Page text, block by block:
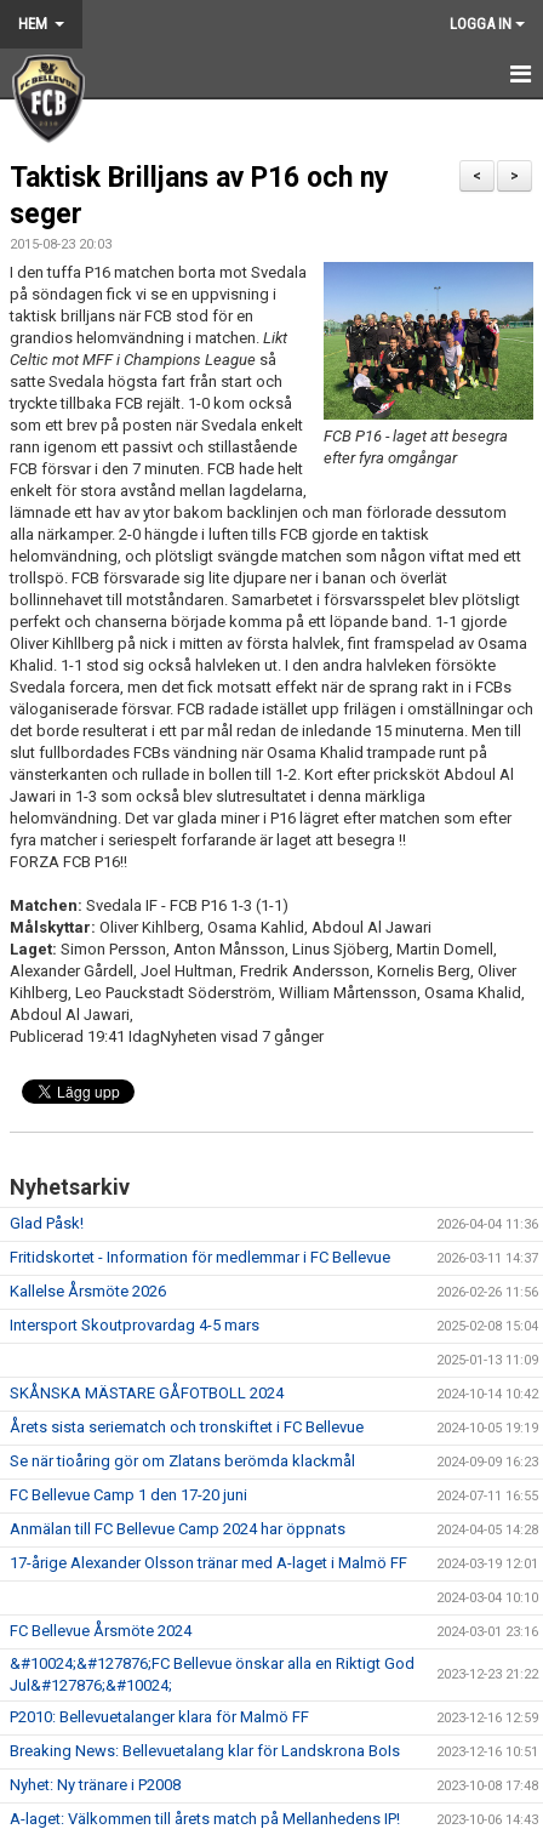
HEM LOGGA IN
HEM
NYHETER
GRUNDARNA
KONTAKT
KALENDER
BILDGALLERI
DOKUMENT
VÅRA LAG
MEDLEMSKAP
KLÄDBESTÄLLNING
SPONSORER
KLUBBMAGASIN
NATIONELLA SPELFORMER
PROVTRÄNING
SKADEBEHANDLING
VÄRDEGRUND
FOTBOLLSCAMP 2026
TRÄNARUTBILDNING
DOMARE
FYSTRÄNING
POLICY SOCIALA MEDIER
FRITIDSKORTET 2026
>
<
Taktisk Brilljans av P16 och ny
seger
2015-08-23 20:03
FCB P16 - laget att besegra
efter fyra omgångar
I den tuffa P16 matchen borta mot Svedala
på söndagen fick vi se en uppvisning i
taktisk brilljans när FCB stod för en
grandios helomvändning i matchen. Likt
Celtic mot MFF i Champions League så
satte Svedala högsta fart från start och
tryckte tillbaka FCB rejält. 1-0 kom också
som ett brev på posten när Svedala enkelt
rann igenom ett passivt och stillastående
FCB försvar i den 7 minuten. FCB hade helt
enkelt för stora avstånd mellan lagdelarna,
lämnade ett hav av ytor bakom backlinjen och man förlorade dessutom
alla närkamper. 2-0 hängde i luften tills FCB gjorde en taktisk
helomvändning, och plötsligt svängde matchen som någon viftat med ett
trollspö. FCB försvarade sig lite djupare ner i banan och överlät
bollinnehavet till motståndaren. Samarbetet i försvarsspelet blev plötsligt
perfekt och chanserna började komma på ett löpande band. 1-1 gjorde
Oliver Kihllberg på nick i mitten av första halvlek, fint framspelad av Osama
Khalid. 1-1 stod sig också halvleken ut. I den andra halvleken försökte
Svedala forcera, men det fick motsatt effekt när de sprang rakt in i FCBs
väloganiserade försvar. FCB radade istället upp frilägen i omställningar och
det borde resulterat i ett par mål redan de inledande 15 minuterna. Men till
slut fullbordades FCBs vändning när Osama Khalid trampade runt på
vänsterkanten och rullade in bollen till 1-2. Kort efter pricksköt Abdoul Al
Jawari in 1-3 som också blev slutresultatet i denna märkliga
helomvändning. Det var glada miner i P16 lägret efter matchen som efter
fyra matcher i seriespelt forfarande är laget att besegra !!
FORZA FCB P16!!
Matchen: Svedala IF - FCB P16 1-3 (1-1)
Målskyttar: Oliver Kihlberg, Osama Kahlid, Abdoul Al Jawari
Laget: Simon Persson, Anton Månsson, Linus Sjöberg, Martin Domell,
Alexander Gårdell, Joel Hultman, Fredrik Andersson, Kornelis Berg, Oliver
Kihlberg, Leo Pauckstadt Söderström, William Mårtensson, Osama Khalid,
Abdoul Al Jawari,
Publicerad 19:41 IdagNyheten visad 7 gånger
Nyhetsarkiv
Glad Påsk! 2026-04-04 11:36
Fritidskortet - Information för medlemmar i FC Bellevue 2026-03-11 14:37
Kallelse Årsmöte 2026 2026-02-26 11:56
Intersport Skoutprovardag 4-5 mars 2025-02-08 15:04
2025-01-13 11:09
SKÅNSKA MÄSTARE GÅFOTBOLL 2024 2024-10-14 10:42
Årets sista seriematch och tronskiftet i FC Bellevue 2024-10-05 19:19
Se när tioåring gör om Zlatans berömda klackmål 2024-09-09 16:23
FC Bellevue Camp 1 den 17-20 juni 2024-07-11 16:55
Anmälan till FC Bellevue Camp 2024 har öppnats 2024-04-05 14:28
17-årige Alexander Olsson tränar med A-laget i Malmö FF 2024-03-19 12:01
2024-03-04 10:10
FC Bellevue Årsmöte 2024 2024-03-01 23:16
&#10024;&#127876;FC Bellevue önskar alla en Riktigt God
Jul&#127876;&#10024;
2023-12-23 21:22
P2010: Bellevuetalanger klara för Malmö FF 2023-12-16 12:59
Breaking News: Bellevuetalang klar för Landskrona BoIs 2023-12-16 10:51
Nyhet: Ny tränare i P2008 2023-10-08 17:48
A-laget: Välkommen till årets match på Mellanhedens IP! 2023-10-06 14:43